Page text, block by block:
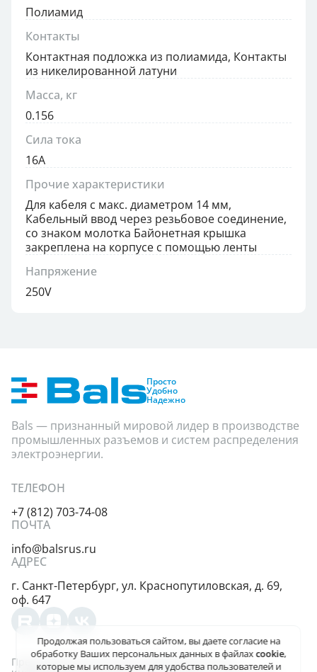
Полиамид
Контакты
Контактная подложка из полиамида, Контакты
из никелированной латуни
Масса, кг
0.156
Сила тока
16А
Прочие характеристики
Для кабеля с макс. диаметром 14 мм,
Кабельный ввод через резьбовое соединение,
со знаком молотка Байонетная крышка
закреплена на корпусе с помощью ленты
Напряжение
250V
Просто
Удобно
Надежно
Bals — признанный мировой лидер в производстве
промышленных разъемов и систем распределения
электроэнергии.
ТЕЛЕФОН
+7 (812) 703-74-08
ПОЧТА
info@balsrus.ru
АДРЕС
г. Санкт-Петербург, ул. Краснопутиловская, д. 69,
оф. 647
Представленная на сайте информация несёт
Продолжая пользоваться сайтом, вы даетесогласие на
обработку Ваших персональных данныхв файлахcookie,
которые мы используем для удобства пользователей и